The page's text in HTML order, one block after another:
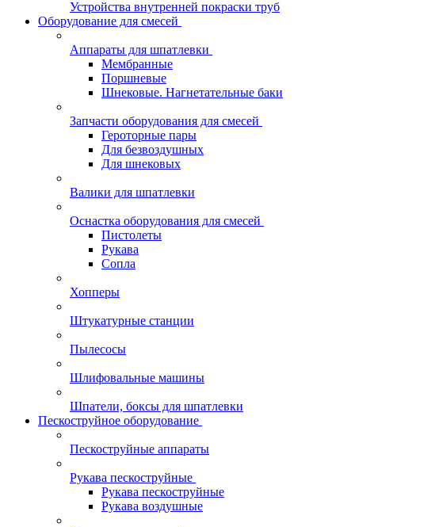
Устройства внутренней покраски труб
Оборудование для смесей
Аппараты для шпатлевки
Мембранные
Поршневые
Шнековые. Нагнетательные баки
Запчасти оборудования для смесей
Героторные пары
Для безвоздушных
Для шнековых
Валики для шпатлевки
Оснастка оборудования для смесей
Пистолеты
Рукава
Сопла
Хопперы
Штукатурные станции
Пылесосы
Шлифовальные машины
Шпатели, боксы для шпатлевки
Пескоструйное оборудование
Пескоструйные аппараты
Рукава пескоструйные
Рукава пескоструйные
Рукава воздушные